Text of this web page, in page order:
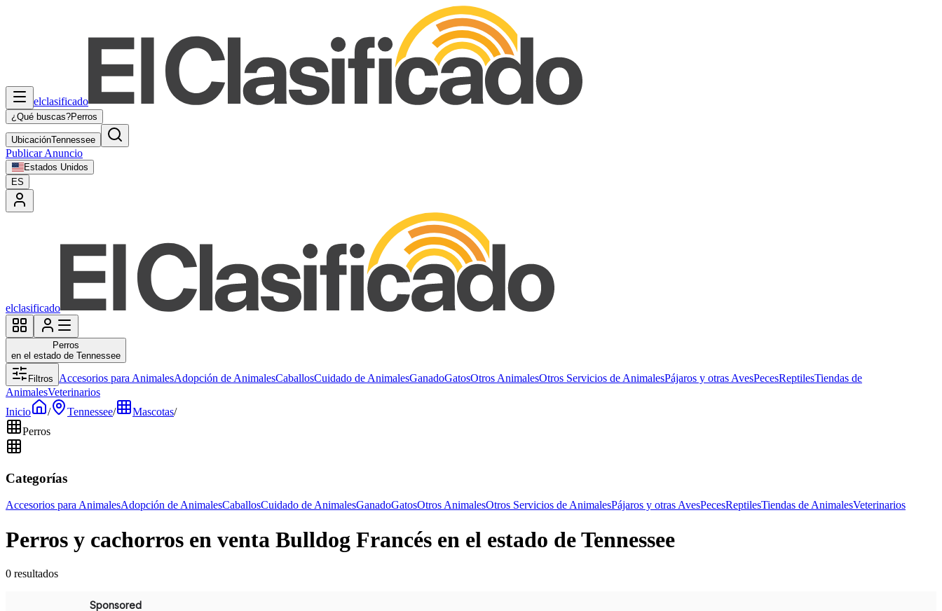
elclasificado
¿Qué buscas?Perros
UbicaciónTennessee
Publicar Anuncio
Estados Unidos
ES
elclasificado
Perros
en el estado de Tennessee
Filtros Accesorios para AnimalesAdopción de AnimalesCaballosCuidado de AnimalesGanadoGatosOtros AnimalesOtros Servicios de AnimalesPájaros y otras AvesPecesReptilesTiendas de
AnimalesVeterinarios
Inicio
/ Tennessee/ Mascotas/
Perros
Categorías
Accesorios para AnimalesAdopción de AnimalesCaballosCuidado de AnimalesGanadoGatosOtros AnimalesOtros Servicios de AnimalesPájaros y otras AvesPecesReptilesTiendas de AnimalesVeterinarios
Perros y cachorros en venta Bulldog Francés en el estado de Tennessee
0 resultados